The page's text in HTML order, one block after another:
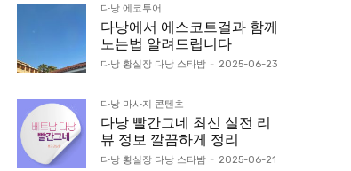
다낭 에코투어
다낭에서 에스코트걸과 함께
노는법 알려드립니다
다낭 황실장 다낭 스타밤 - 2025-06-23
다낭 마사지 콘텐츠
다낭 빨간그네 최신 실전 리
뷰 정보 깔끔하게 정리
다낭 황실장 다낭 스타밤 - 2025-06-21